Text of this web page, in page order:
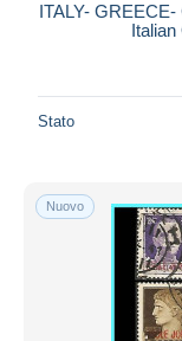
ITALY-
Stato
Nuovo